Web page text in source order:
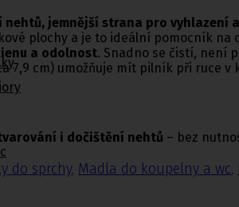
do sprchy, Madla do koupelny a wc,
jemnější strana pro vyhlazení
plochy a je to ideální pomocník na
a odolnost. Snadno se čistí, není
7,9 cm) umožňuje mít pilník při ruce v
i dočištění nehtů – bez